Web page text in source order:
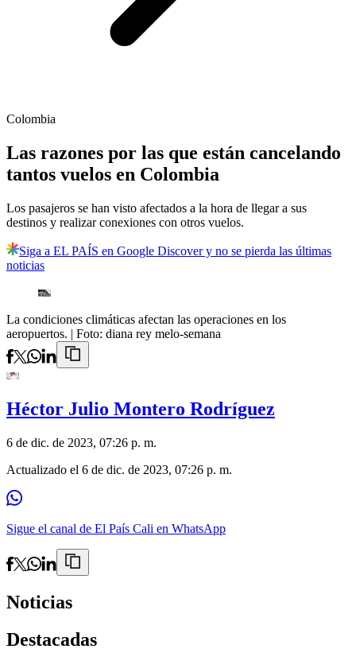
Colombia
Las razones por las que están cancelando
tantos vuelos en Colombia
Los pasajeros se han visto afectados a la hora de llegar a sus
destinos y realizar conexiones con otros vuelos.
Siga a EL PAÍS en Google Discover y no se pierda las últimas
noticias
La condiciones climáticas afectan las operaciones en los
aeropuertos. | Foto: diana rey melo-semana
Héctor Julio Montero Rodríguez
6 de dic. de 2023, 07:26 p. m.
Actualizado el 6 de dic. de 2023, 07:26 p. m.
Sigue el canal de El País Cali en WhatsApp
Noticias
Destacadas